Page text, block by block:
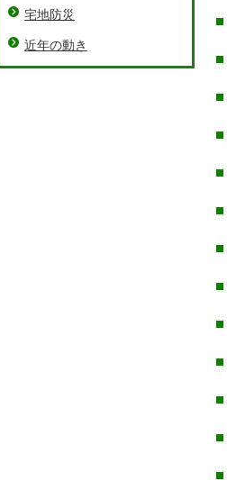
宅地防災
近年の動き